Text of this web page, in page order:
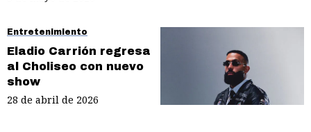
Entretenimiento
Eladio Carrión regresa
al Choliseo con nuevo
show
28 de abril de 2026